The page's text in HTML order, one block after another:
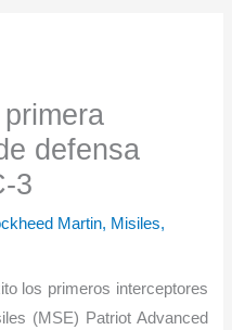
defensa
3
Martin, Misiles,
los primeros interceptores
(MSE) Patriot Advanced